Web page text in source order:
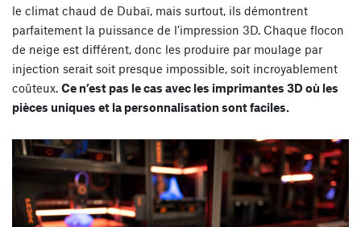
le climat chaud de Dubaï, mais surtout, ils démontrent
parfaitement la puissance de l’impression 3D. Chaque flocon
de neige est différent, donc les produire par moulage par
injection serait soit presque impossible, soit incroyablement
coûteux. Ce n’est pas le cas avec les imprimantes 3D où les
pièces uniques et la personnalisation sont faciles.